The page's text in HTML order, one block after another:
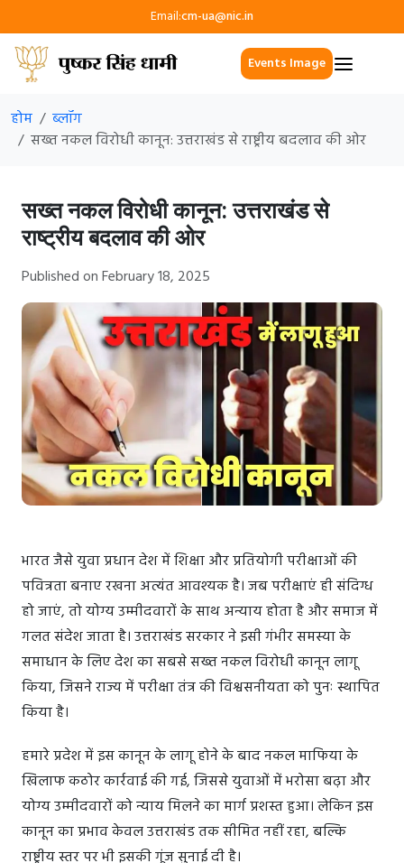
Email:cm-ua@nic.in
Events Image
होम
ब्लॉग
सख्त नकल विरोधी कानून: उत्तराखंड से राष्ट्रीय बदलाव की ओर
सख्त नकल विरोधी कानून: उत्तराखंड से
राष्ट्रीय बदलाव की ओर
Published on February 18, 2025
भारत जैसे युवा प्रधान देश में शिक्षा और प्रतियोगी परीक्षाओं की
पवित्रता बनाए रखना अत्यंत आवश्यक है। जब परीक्षाएं ही संदिग्ध
हो जाएं, तो योग्य उम्मीदवारों के साथ अन्याय होता है और समाज में
गलत संदेश जाता है। उत्तराखंड सरकार ने इसी गंभीर समस्या के
समाधान के लिए देश का सबसे सख्त नकल विरोधी कानून लागू
किया, जिसने राज्य में परीक्षा तंत्र की विश्वसनीयता को पुनः स्थापित
किया है।
हमारे प्रदेश में इस कानून के लागू होने के बाद नकल माफिया के
खिलाफ कठोर कार्रवाई की गई, जिससे युवाओं में भरोसा बढ़ा और
योग्य उम्मीदवारों को न्याय मिलने का मार्ग प्रशस्त हुआ। लेकिन इस
कानून का प्रभाव केवल उत्तराखंड तक सीमित नहीं रहा, बल्कि
राष्ट्रीय स्तर पर भी इसकी गूंज सुनाई दी है।